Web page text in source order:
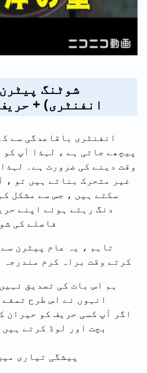
انفنٹری) +
انفنٹری باقاعدگی سے
پیچھے جاتی ہے ، لہذا آپ
وقت دینے کی ضرورت ہے۔
غیر متحرک بناتے ہیں تو ،
سکتے ہیں ، جس سے مشکل
دنگ رہتے ہوئے اپنے
فاصلے کی
تاہم ، یہ عام پیٹرن
کرتے وقت براہ کرم
ہم اس بات کی تصدیق
انہوں نے اس طرح
اگر آپ کسی حریف کو حیران
بچت اور لوڈ کرتے
پیشگی تیاری